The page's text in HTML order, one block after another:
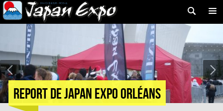
Report de Japan Expo Orléans